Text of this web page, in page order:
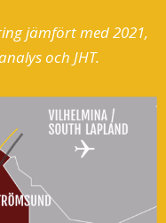
jämfört med 2021,
och JHT.